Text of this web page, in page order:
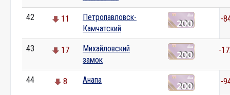
42 11
Петропавловск-
Камчатский
-
43 17
Михайловский
замок
-
44 8 Анапа -